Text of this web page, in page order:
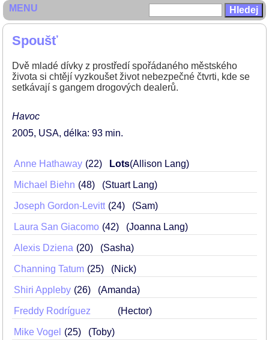
Spoušť
Dvě mladé dívky z prostředí spořádaného městského
života si chtějí vyzkoušet život nebezpečné čtvrti, kde se
setkávají s gangem drogových dealerů.
Havoc
2005 USA délka: 93 min
Anne Hathaway 22 Lots(Allison Lang)
Michael Biehn 48 (Stuart Lang)
Joseph Gordon-Levitt 24 (Sam)
Laura San Giacomo 42 (Joanna Lang)
Alexis Dziena 20 (Sasha)
Channing Tatum 25 (Nick)
Shiri Appleby 26 (Amanda)
Freddy Rodríguez (Hector)
Mike Vogel 25 (Toby)
MENU